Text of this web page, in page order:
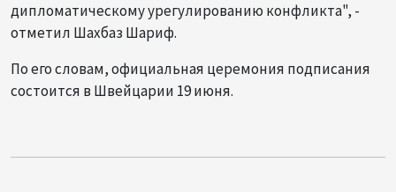
дипломатическому урегулированию конфликта", -
отметил Шахбаз Шариф.
По его словам, официальная церемония подписания
состоится в Швейцарии 19 июня.